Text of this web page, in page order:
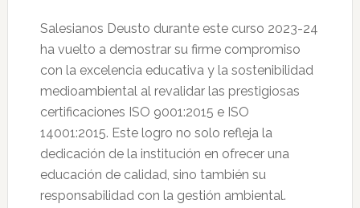
Salesianos Deusto durante este curso 2023-24
ha vuelto a demostrar su firme compromiso
con la excelencia educativa y la sostenibilidad
medioambiental al revalidar las prestigiosas
certificaciones ISO 9001:2015 e ISO
14001:2015. Este logro no solo refleja la
dedicación de la institución en ofrecer una
educación de calidad, sino también su
responsabilidad con la gestión ambiental.